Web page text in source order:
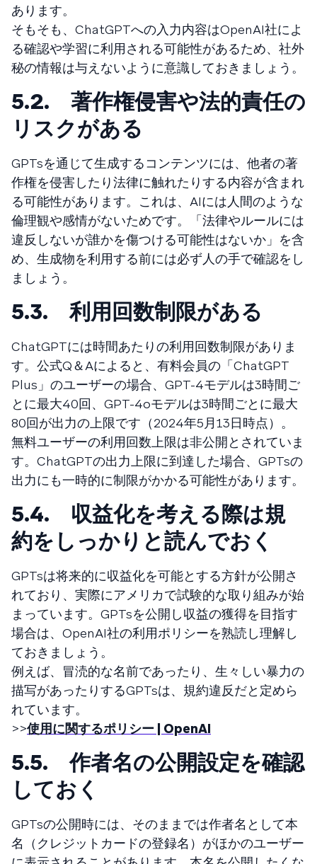
あります。
そもそも、ChatGPTへの入力内容はOpenAI社によ
る確認や学習に利用される可能性があるため、社外
秘の情報は与えないように意識しておきましょう。
5.2. 著作権侵害や法的責任の
リスクがある
GPTsを通じて生成するコンテンツには、他者の著
作権を侵害したり法律に触れたりする内容が含まれ
る可能性があります。これは、AIには人間のような
倫理観や感情がないためです。「法律やルールには
違反しないが誰かを傷つける可能性はないか」を含
め、生成物を利用する前には必ず人の手で確認をし
ましょう。
5.3. 利用回数制限がある
ChatGPTには時間あたりの利用回数制限がありま
す。公式Q＆Aによると、有料会員の「ChatGPT
Plus」のユーザーの場合、GPT-4モデルは3時間ご
とに最大40回、GPT-4oモデルは3時間ごとに最大
80回が出力の上限です（2024年5月13日時点）。
無料ユーザーの利用回数上限は非公開とされていま
す。ChatGPTの出力上限に到達した場合、GPTsの
出力にも一時的に制限がかかる可能性があります。
5.4. 収益化を考える際は規
約をしっかりと読んでおく
GPTsは将来的に収益化を可能とする方針が公開さ
れており、実際にアメリカで試験的な取り組みが始
まっています。GPTsを公開し収益の獲得を目指す
場合は、OpenAI社の利用ポリシーを熟読し理解し
ておきましょう。
例えば、冒涜的な名前であったり、生々しい暴力の
描写があったりするGPTsは、規約違反だと定めら
れています。
>>使用に関するポリシー | OpenAI
5.5. 作者名の公開設定を確認
しておく
GPTsの公開時には、そのままでは作者名として本
名（クレジットカードの登録名）がほかのユーザー